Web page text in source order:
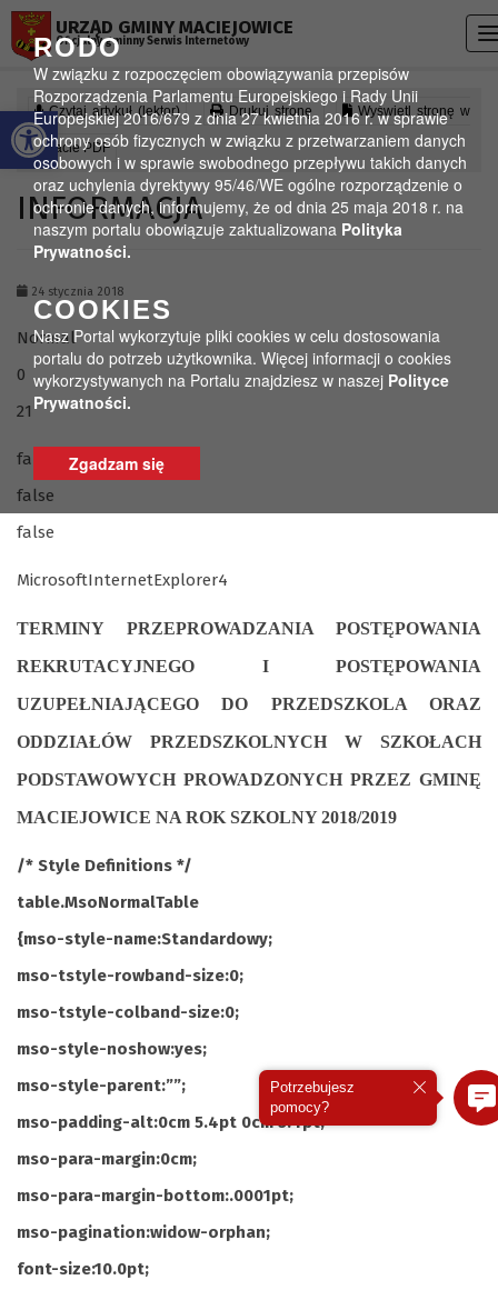
Otwórz pasek narzędzi
RODO
W związku z rozpoczęciem obowiązywania przepisów
Rozporządzenia Parlamentu Europejskiego i Rady Unii
Europejskiej 2016/679 z dnia 27 kwietnia 2016 r. w sprawie
ochrony osób fizycznych w związku z przetwarzaniem danych
osobowych i w sprawie swobodnego przepływu takich danych
oraz uchylenia dyrektywy 95/46/WE ogólne rozporządzenie o
ochronie danych, informujemy, że od dnia 25 maja 2018 r. na
naszym portalu obowiązuje zaktualizowana Polityka
Prywatności.
COOKIES
Nasz Portal wykorzytuje pliki cookies w celu dostosowania
portalu do potrzeb użytkownika. Więcej informacji o cookies
wykorzystywanych na Portalu znajdziesz w naszej Polityce
Prywatności.
Zgadzam się
URZĄD GMINY MACIEJOWICE
Oficjalny gminny Serwis Internetowy
Czytaj artykuł (lektor) Drukuj stronę Wyświetl stronę w
formacie PDF
INFORMACJA
24 stycznia 2018
Normal
0
21
false
false
false
MicrosoftInternetExplorer4
TERMINY PRZEPROWADZANIA POSTĘPOWANIA
REKRUTACYJNEGO I POSTĘPOWANIA
UZUPEŁNIAJĄCEGO DO PRZEDSZKOLA ORAZ
ODDZIAŁÓW PRZEDSZKOLNYCH W SZKOŁACH
PODSTAWOWYCH PROWADZONYCH PRZEZ GMINĘ
MACIEJOWICE NA ROK SZKOLNY 2018/2019
/* Style Definitions */
table.MsoNormalTable
{mso-style-name:Standardowy;
mso-tstyle-rowband-size:0;
mso-tstyle-colband-size:0;
mso-style-noshow:yes;
mso-style-parent:””;
mso-padding-alt:0cm 5.4pt 0cm 5.4pt;
mso-para-margin:0cm;
mso-para-margin-bottom:.0001pt;
mso-pagination:widow-orphan;
font-size:10.0pt;
Potrzebujesz
pomocy?